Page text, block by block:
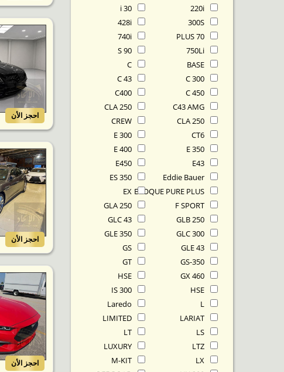
احجز الأن
احجز الأن
احجز الأن